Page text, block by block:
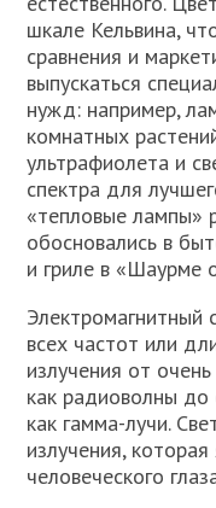
шкале Кельвина,
сравнения и
выпускаться
нужд: например,
комнатных
ультрафиолета и
спектра для
«тепловые лампы»
обосновались в
и гриле в «Шаурме
Электромагнитный
всех частот или
излучения от
как радиоволны до
как гамма-лучи.
излучения,
человеческого